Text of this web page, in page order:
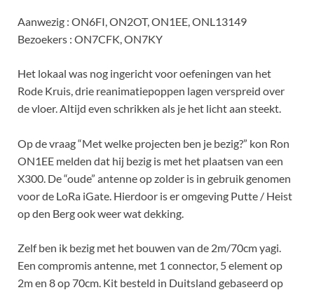
Aanwezig : ON6FI, ON2OT, ON1EE, ONL13149
Bezoekers : ON7CFK, ON7KY
Het lokaal was nog ingericht voor oefeningen van het
Rode Kruis, drie reanimatiepoppen lagen verspreid over
de vloer. Altijd even schrikken als je het licht aan steekt.
Op de vraag “Met welke projecten ben je bezig?” kon Ron
ON1EE melden dat hij bezig is met het plaatsen van een
X300. De “oude” antenne op zolder is in gebruik genomen
voor de LoRa iGate. Hierdoor is er omgeving Putte / Heist
op den Berg ook weer wat dekking.
Zelf ben ik bezig met het bouwen van de 2m/70cm yagi.
Een compromis antenne, met 1 connector, 5 element op
2m en 8 op 70cm. Kit besteld in Duitsland gebaseerd op